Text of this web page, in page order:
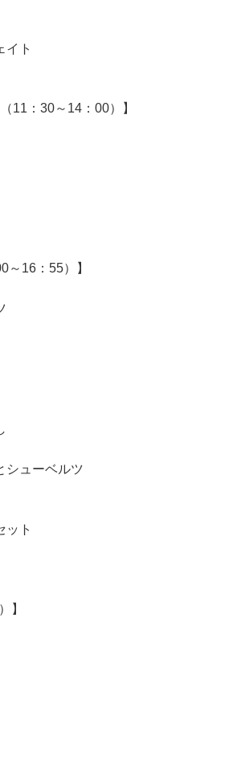
ト
11：30～14：00）】
16：55）】
ューベルツ
ト
】